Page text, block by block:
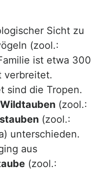
Sicht zu
(zool.:
ist etwa 300
verbreitet.
sind die Tropen.
Wildtauben (zool.:
(zool.:
unterschieden.
aus
(zool.: